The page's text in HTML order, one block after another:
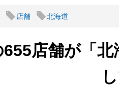
店舗 北海道
655店舗が「